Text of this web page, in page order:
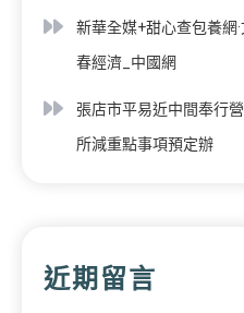
新華全媒+甜心查包養網
春經濟_中國網
張店市平易近中間奉行
所減重點事項預定辦
近期留言